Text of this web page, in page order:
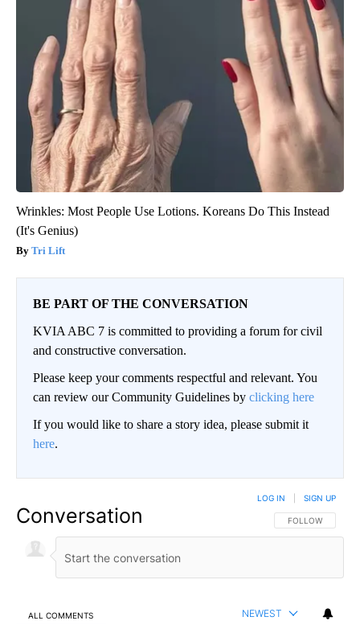
Wrinkles: Most People Use Lotions. Koreans Do This Instead
(It's Genius)
Tri Lift
BE PART OF THE CONVERSATION
KVIA ABC 7 is committed to providing a forum for civil
and constructive conversation.
Please keep your comments respectful and relevant. You
can review our Community Guidelines by clicking here
If you would like to share a story idea, please submit it
here.
Conversation FOLLOW THIS
FOLLOW
LOG IN SIGN UP
ALL COMMENTS NEWEST